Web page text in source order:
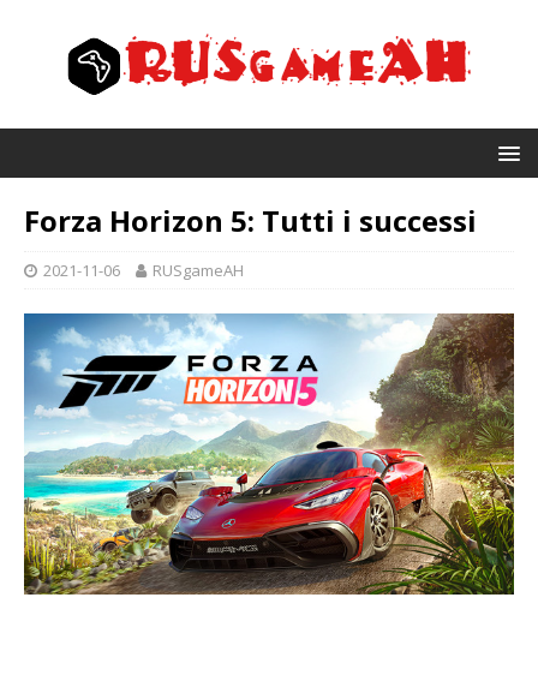
Forza Horizon 5: Tutti i successi
2021-11-06 RUSgameAH